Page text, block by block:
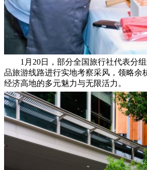
1月20日，部分全国旅行社代表分
品旅游线路进行实地考察采风，领略余
经济高地的多元魅力与无限活力。